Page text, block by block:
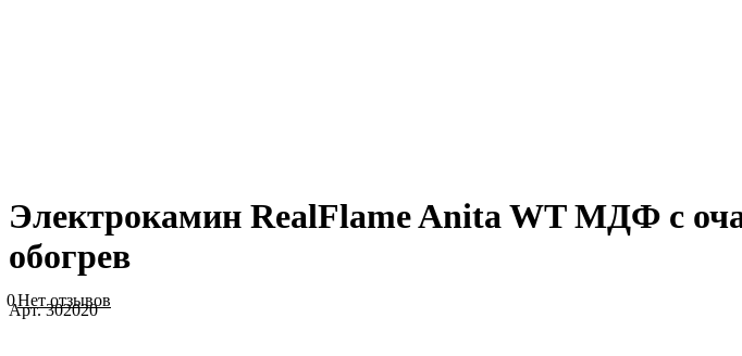
Электрокамин RealFlame Anita WT МДФ с
обогрев
0Нет отзывов
Арт.302020